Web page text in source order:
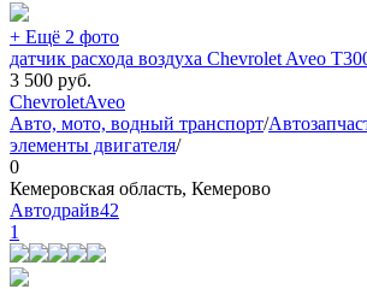
+ Ещё 2 фото
датчик расхода воздуха Chevrolet Aveo
3 500 руб.
ChevroletAveo
Авто, мото, водный транспорт/
элементы двигателя/
0
Кемеровская область, Кемерово
Автодрайв42
1